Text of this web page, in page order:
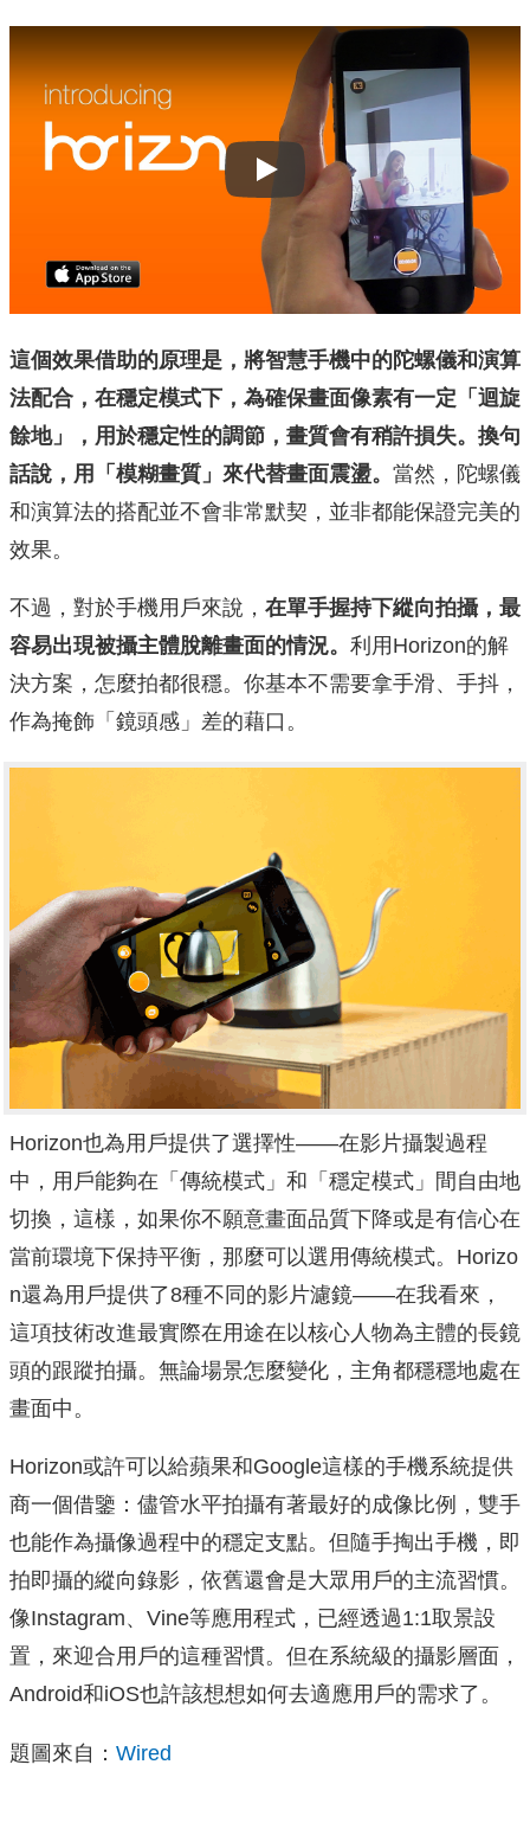
Play
這個效果借助的原理是，將智慧手機中的陀螺儀和演算
法配合，在穩定模式下，為確保畫面像素有一定「迴旋
餘地」，用於穩定性的調節，畫質會有稍許損失。換句
話說，用「模糊畫質」來代替畫面震盪。 當然，陀螺儀
和演算法的搭配並不會非常默契，並非都能保證完美的
效果。
不過，對於手機用戶來說， 在單手握持下縱向拍攝，最
容易出現被攝主體脫離畫面的情況。 利用Horizon的解
決方案，怎麼拍都很穩。你基本不需要拿手滑、手抖，
作為掩飾「鏡頭感」差的藉口。
Horizo​​n也為用戶提供了選擇性——在影片攝製過程
中，用戶能夠在「傳統模式」和「穩定模式」間自由地
切換，這樣，如果你​​不願意畫面品質下降或是有信心在
當前環境下保持平衡，那麼可以選用傳統模式。Horizo​​
n還為用戶提供了8種不同的影片濾鏡——在我看來，
這項技術改進最實際在用途在以核心人物為主體的長鏡
頭的跟蹤拍攝。無論場景怎麼變化，主角都穩穩地處在
畫面中。
Horizo​​n或許可以給蘋果和Google這樣的手機系統提供
商一個借鑒：儘管水平拍攝有著最好的成像比例，雙手
也能作為攝像過程中的穩定支點。但隨手掏出手機，即
拍即攝的縱向錄影，依舊還會是大眾用戶的主流習慣。
像Instagram、Vine等應用程式，已經透過1:1取景設
置，來迎合用戶的這種習慣。但在系統級的攝影層面，
Android和iOS也許該想想如何去適應用戶的需求了。
題圖來自： Wired